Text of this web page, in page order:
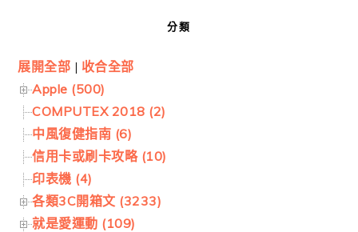
分類
展開全部 | 收合全部
Apple (500)
COMPUTEX 2018 (2)
中風復健指南 (6)
信用卡或刷卡攻略 (10)
印表機 (4)
各類3C開箱文 (3233)
就是愛運動 (109)